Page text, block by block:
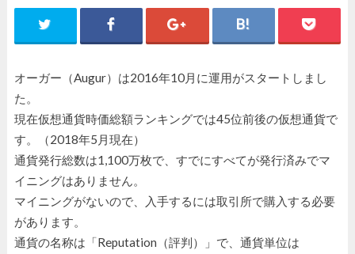
オーガー（Augur）は2016年10月に運用がスタートしまし
た。
現在仮想通貨時価総額ランキングでは45位前後の仮想通貨で
す。（2018年5月現在）
通貨発行総数は1,100万枚で、すでにすべてが発行済みでマ
イニングはありません。
マイニングがないので、入手するには取引所で購入する必要
があります。
通貨の名称は「Reputation（評判）」で、通貨単位は